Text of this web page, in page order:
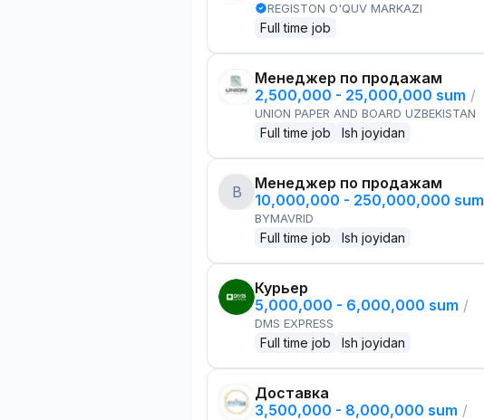
REGISTON O'QUV MARKAZI
Full time job
Менеджер по продажам
2,500,000 - 25,000,000 sum /
UNION PAPER AND BOARD UZBEKISTAN
Full time job Ish joyidan
B
Менеджер по продажам
10,000,000 - 250,000,000 sum
BYMAVRID
Full time job Ish joyidan
Курьер
5,000,000 - 6,000,000 sum /
DMS EXPRESS
Full time job Ish joyidan
Доставка
3,500,000 - 8,000,000 sum /